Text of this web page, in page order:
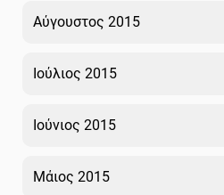
Αύγουστος 2015
Ιούλιος 2015
Ιούνιος 2015
Μάιος 2015